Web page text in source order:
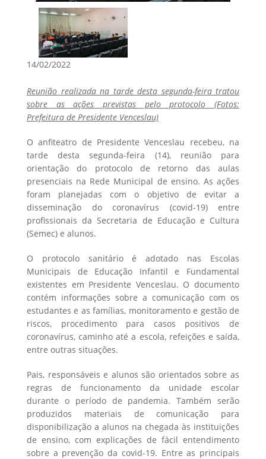
14/02/2022
Reunião realizada na tarde desta segunda-feira tratou
sobre as ações previstas pelo protocolo (Fotos:
Prefeitura de Presidente Venceslau)
O anfiteatro de Presidente Venceslau recebeu, na
tarde desta segunda-feira (14), reunião para
orientação do protocolo de retorno das aulas
presenciais na Rede Municipal de ensino. As ações
foram planejadas com o objetivo de evitar a
disseminação do coronavírus (covid-19) entre
profissionais da Secretaria de Educação e Cultura
(Semec) e alunos.
O protocolo sanitário é adotado nas Escolas
Municipais de Educação Infantil e Fundamental
existentes em Presidente Venceslau. O documento
contém informações sobre a comunicação com os
estudantes e as famílias, monitoramento e gestão de
riscos, procedimento para casos positivos de
coronavírus, caminho até a escola, refeições e saída,
entre outras situações.
Pais, responsáveis e alunos são orientados sobre as
regras de funcionamento da unidade escolar
durante o período de pandemia. Também serão
produzidos materiais de comunicação para
disponibilização a alunos na chegada às instituições
de ensino, com explicações de fácil entendimento
sobre a prevenção da covid-19. Entre as principais